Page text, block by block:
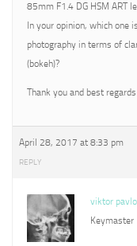
85mm F1.4 DG HSM ART
In your opinion, which one
photography in terms of
(bokeh)?
Thank you and best regards
April 28, 2017 at 8:33 pm
REPLY
viktor
Keymaster